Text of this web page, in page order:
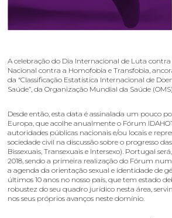
A celebração do Dia Internacional de Luta
Nacional contra a Homofobia e Transfobia,
da “Classificação Estatística Internacional de
Saúde”, da Organização Mundial da Saúde
Desde então, esta data é assinalada um pouco
Europa, que acolhe anualmente o Fórum
autoridades públicas nacionais e/ou locais e
sociedade civil na discussão sobre o progresso
Bissexuais, Transexuais e Intersexo). Portugal
2018, sendo a primeira realização do Fórum
a agenda da orientação sexual e identidade de
últimos 10 anos no nosso país, que tem estado
robustez do seu quadro jurídico nesta área,
nos seus próprios avanços neste domínio.